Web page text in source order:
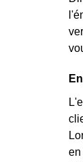
en